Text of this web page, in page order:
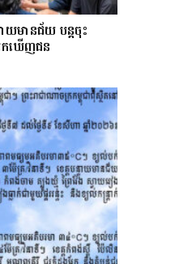
ាយមានជ័យ បន្តចុះ
កឃើញជន